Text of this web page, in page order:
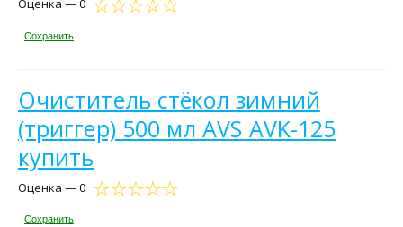
Оценка — 0
Сохранить
Очиститель стёкол зимний
(триггер) 500 мл AVS AVK-125
купить
Оценка — 0
Сохранить